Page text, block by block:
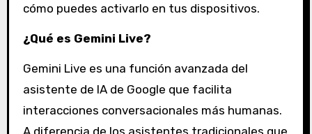
cómo puedes activarlo en tus dispositivos.
¿Qué es Gemini Live?
Gemini Live es una función avanzada del
asistente de IA de Google que facilita
interacciones conversacionales más humanas.
A diferencia de los asistentes tradicionales que